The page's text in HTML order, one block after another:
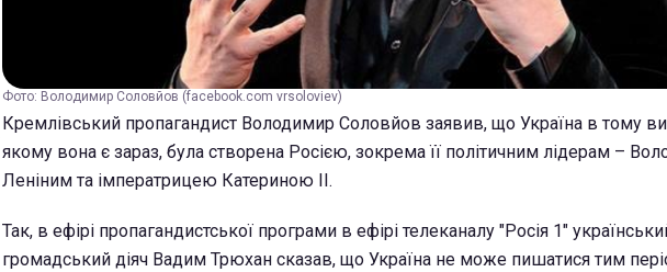
Фото: Володимир Соловйов (facebook.com vrsoloviev)
Кремлівський пропагандист Володимир Соловйов заявив, що Україна в тому
якому вона є зараз, була створена Росією, зокрема її політичним лідерам –
Леніним та імператрицею Катериною ІІ.
Так, в ефірі пропагандистської програми в ефірі телеканалу "Росія 1"
громадський діяч Вадим Трюхан сказав, що Україна не може пишатися тим